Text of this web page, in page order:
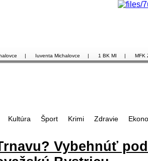
| Iuventa Michalovce | 1 BK MI | MFK
Kultúra Šport Krimi Zdravie
Vybehnúť